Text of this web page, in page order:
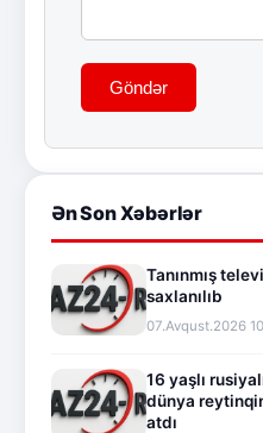
Göndər
Ən Son Xəbərlər
Tanınmış
saxlanılıb
07.Avqust.2026
16 yaşlı
dünya
atdı